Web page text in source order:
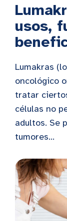
usos,
Lumakras
oncológico
tratar
células no
adultos. Se
tumores...